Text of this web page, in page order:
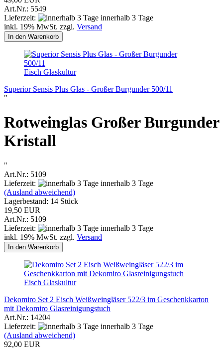
Art.Nr.: 5549
Lieferzeit:
innerhalb 3 Tage
inkl. 19% MwSt. zzgl. Versand
In den Warenkorb
Eisch Glaskultur
Superior Sensis Plus Glas - Großer Burgunder 500/11
"
Rotweinglas Großer Burgunder
Kristall
"
Art.Nr.: 5109
Lieferzeit:
innerhalb 3 Tage
(Ausland abweichend)
Lagerbestand: 14 Stück
19,50 EUR
Art.Nr.: 5109
Lieferzeit:
innerhalb 3 Tage
inkl. 19% MwSt. zzgl. Versand
In den Warenkorb
Eisch Glaskultur
Dekomiro Set 2 Eisch Weißweingläser 522/3 im Geschenkkarton
mit Dekomiro Glasreinigungstuch
Art.Nr.: 14204
Lieferzeit:
innerhalb 3 Tage
(Ausland abweichend)
92,00 EUR